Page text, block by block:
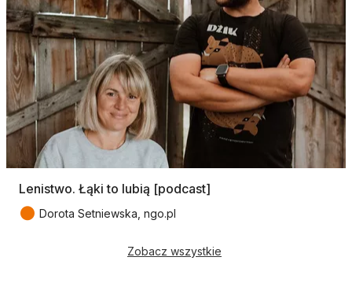
Lenistwo. Łąki to lubią [podcast]
● Dorota Setniewska, ngo.pl
Zobacz wszystkie